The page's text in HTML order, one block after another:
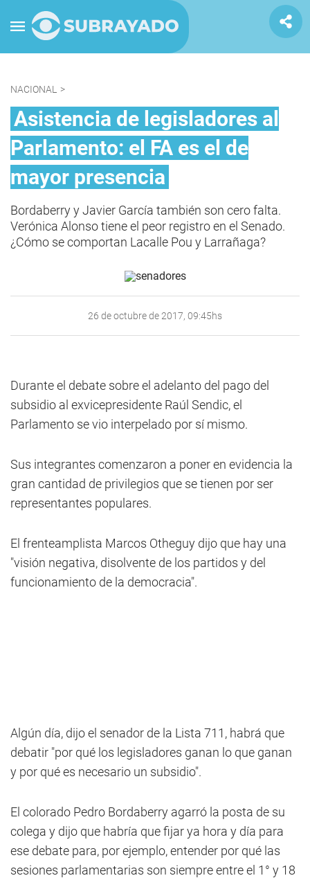
NACIONAL >
Asistencia de legisladores al
Parlamento: el FA es el de
mayor presencia
Bordaberry y Javier García también son cero falta.
Verónica Alonso tiene el peor registro en el Senado.
¿Cómo se comportan Lacalle Pou y Larrañaga?
26 de octubre de 2017, 09:45hs
Durante el debate sobre el adelanto del pago del
subsidio al exvicepresidente Raúl Sendic, el
Parlamento se vio interpelado por sí mismo.
Sus integrantes comenzaron a poner en evidencia la
gran cantidad de privilegios que se tienen por ser
representantes populares.
El frenteamplista Marcos Otheguy dijo que hay una
"visión negativa, disolvente de los partidos y del
funcionamiento de la democracia".
Algún día, dijo el senador de la Lista 711, habrá que
debatir "por qué los legisladores ganan lo que ganan
y por qué es necesario un subsidio".
El colorado Pedro Bordaberry agarró la posta de su
colega y dijo que habría que fijar ya hora y día para
ese debate para, por ejemplo, entender por qué las
sesiones parlamentarias son siempre entre el 1° y 18